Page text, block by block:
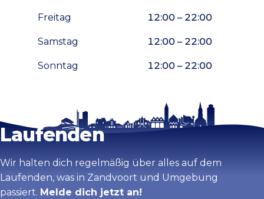
Freitag 12:00 – 22:00
Samstag 12:00 – 22:00
Sonntag 12:00 – 22:00
Karte vergrößern
Bleib auf dem
Laufenden
Wir halten dich regelmäßig über alles auf dem
Laufenden, was in Zandvoort und Umgebung
passiert. Melde dich jetzt an!